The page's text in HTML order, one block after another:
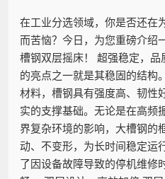
在工业分选领域，你是否还在
而苦恼？今日，为您重磅介
槽钢双层摇床！ 超强稳定，
的亮点之一就是其稳固的结构
材料，槽钢具有强度高、韧性
实的支撑基础。无论是在高频
界复杂环境的影响，大槽钢的
动、不变形，为长时间稳定运
了因设备故障导致的停机维修